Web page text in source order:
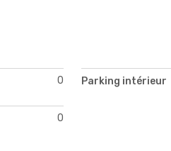
0 Parking intérieur
0